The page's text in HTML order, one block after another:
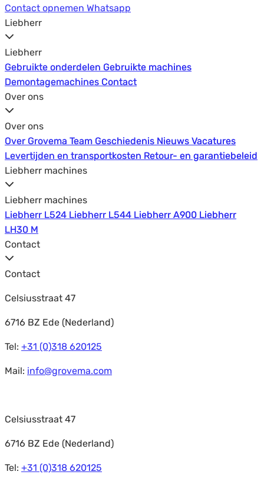
Contact opnemenWhatsapp
Liebherr
Liebherr
Gebruikte onderdelenGebruikte machines
DemontagemachinesContact
Gebruikte onderdelenGebruikte machines
DemontagemachinesContact
Over ons
Over ons
Over GrovemaTeamGeschiedenisNieuwsVacatures
Levertijden en transportkostenRetour- en garantiebeleid
Over GrovemaTeamGeschiedenisNieuwsVacatures
Levertijden en transportkostenRetour- en garantiebeleid
Liebherr machines
Liebherr machines
Liebherr L524Liebherr L544Liebherr A900Liebherr
LH30 M
Liebherr L524Liebherr L544Liebherr A900Liebherr
LH30 M
Contact
Contact
Celsiusstraat 47
6716 BZ Ede (Nederland)
Tel: +31 (0)318 620125
Mail: info@grovema.com
Celsiusstraat 47
6716 BZ Ede (Nederland)
Tel: +31 (0)318 620125